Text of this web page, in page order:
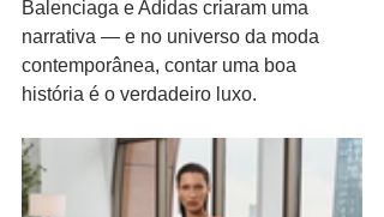
Balenciaga e Adidas criaram uma
narrativa — e no universo da moda
contemporânea, contar uma boa
história é o verdadeiro luxo.